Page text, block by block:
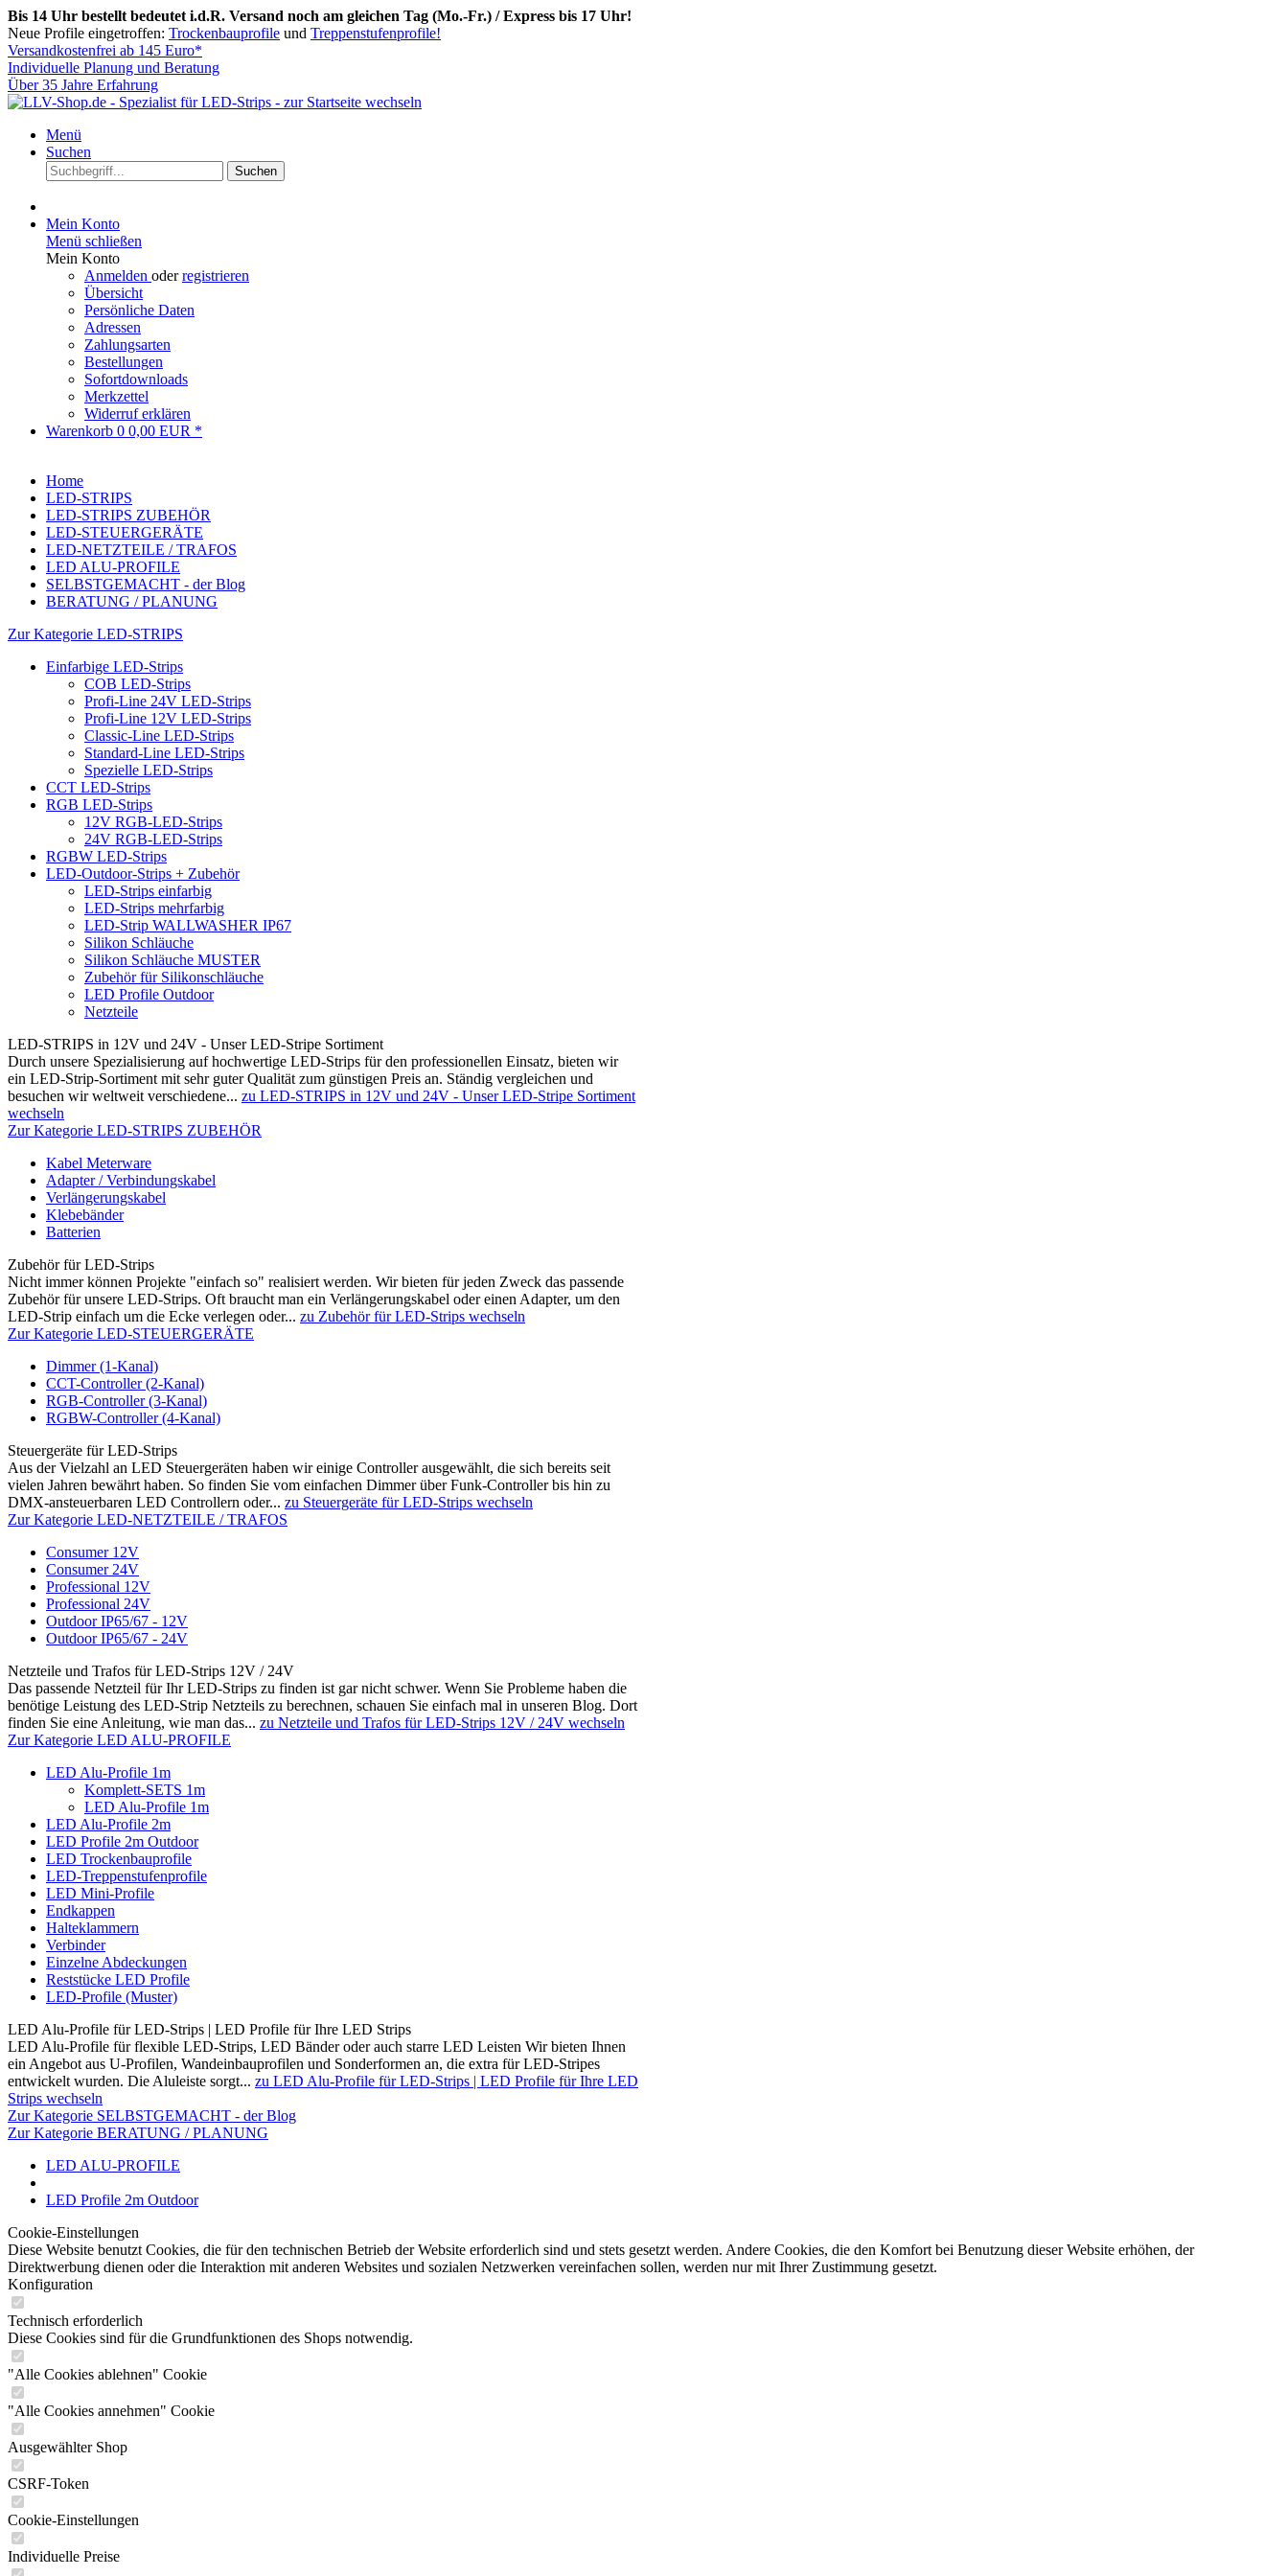
Bis 14 Uhr bestellt bedeutet i.d.R. Versand noch am gleichen Tag (Mo.-Fr.) / Express bis 17 Uhr!
Neue Profile eingetroffen: Trockenbauprofile und Treppenstufenprofile!
Versandkostenfrei ab 145 Euro*
Individuelle Planung und Beratung
Über 35 Jahre Erfahrung
Menü
Suchen
Suchen
Mein Konto
Menü schließen
Mein Konto
Anmelden oderregistrieren
Übersicht
Persönliche Daten
Adressen
Zahlungsarten
Bestellungen
Sofortdownloads
Merkzettel
Widerruf erklären
Warenkorb 0 0,00 EUR *
Home
LED-STRIPS
LED-STRIPS ZUBEHÖR
LED-STEUERGERÄTE
LED-NETZTEILE / TRAFOS
LED ALU-PROFILE
SELBSTGEMACHT - der Blog
BERATUNG / PLANUNG
Zur Kategorie LED-STRIPS
Einfarbige LED-Strips
COB LED-Strips
Profi-Line 24V LED-Strips
Profi-Line 12V LED-Strips
Classic-Line LED-Strips
Standard-Line LED-Strips
Spezielle LED-Strips
CCT LED-Strips
RGB LED-Strips
12V RGB-LED-Strips
24V RGB-LED-Strips
RGBW LED-Strips
LED-Outdoor-Strips + Zubehör
LED-Strips einfarbig
LED-Strips mehrfarbig
LED-Strip WALLWASHER IP67
Silikon Schläuche
Silikon Schläuche MUSTER
Zubehör für Silikonschläuche
LED Profile Outdoor
Netzteile
LED-STRIPS in 12V und 24V - Unser LED-Stripe Sortiment
Durch unsere Spezialisierung auf hochwertige LED-Strips für den professionellen Einsatz, bieten wir
ein LED-Strip-Sortiment mit sehr guter Qualität zum günstigen Preis an. Ständig vergleichen und
besuchen wir weltweit verschiedene... zu LED-STRIPS in 12V und 24V - Unser LED-Stripe Sortiment
wechseln
Zur Kategorie LED-STRIPS ZUBEHÖR
Kabel Meterware
Adapter / Verbindungskabel
Verlängerungskabel
Klebebänder
Batterien
Zubehör für LED-Strips
Nicht immer können Projekte "einfach so" realisiert werden. Wir bieten für jeden Zweck das passende
Zubehör für unsere LED-Strips. Oft braucht man ein Verlängerungskabel oder einen Adapter, um den
LED-Strip einfach um die Ecke verlegen oder... zu Zubehör für LED-Strips wechseln
Zur Kategorie LED-STEUERGERÄTE
Dimmer (1-Kanal)
CCT-Controller (2-Kanal)
RGB-Controller (3-Kanal)
RGBW-Controller (4-Kanal)
Steuergeräte für LED-Strips
Aus der Vielzahl an LED Steuergeräten haben wir einige Controller ausgewählt, die sich bereits seit
vielen Jahren bewährt haben. So finden Sie vom einfachen Dimmer über Funk-Controller bis hin zu
DMX-ansteuerbaren LED Controllern oder... zu Steuergeräte für LED-Strips wechseln
Zur Kategorie LED-NETZTEILE / TRAFOS
Consumer 12V
Consumer 24V
Professional 12V
Professional 24V
Outdoor IP65/67 - 12V
Outdoor IP65/67 - 24V
Netzteile und Trafos für LED-Strips 12V / 24V
Das passende Netzteil für Ihr LED-Strips zu finden ist gar nicht schwer. Wenn Sie Probleme haben die
benötige Leistung des LED-Strip Netzteils zu berechnen, schauen Sie einfach mal in unseren Blog. Dort
finden Sie eine Anleitung, wie man das... zu Netzteile und Trafos für LED-Strips 12V / 24V wechseln
Zur Kategorie LED ALU-PROFILE
LED Alu-Profile 1m
Komplett-SETS 1m
LED Alu-Profile 1m
LED Alu-Profile 2m
LED Profile 2m Outdoor
LED Trockenbauprofile
LED-Treppenstufenprofile
LED Mini-Profile
Endkappen
Halteklammern
Verbinder
Einzelne Abdeckungen
Reststücke LED Profile
LED-Profile (Muster)
LED Alu-Profile für LED-Strips | LED Profile für Ihre LED Strips
LED Alu-Profile für flexible LED-Strips, LED Bänder oder auch starre LED Leisten Wir bieten Ihnen
ein Angebot aus U-Profilen, Wandeinbauprofilen und Sonderformen an, die extra für LED-Stripes
entwickelt wurden. Die Aluleiste sorgt... zu LED Alu-Profile für LED-Strips | LED Profile für Ihre LED
Strips wechseln
Zur Kategorie SELBSTGEMACHT - der Blog
Zur Kategorie BERATUNG / PLANUNG
LED ALU-PROFILE
LED Profile 2m Outdoor
Cookie-Einstellungen
Diese Website benutzt Cookies, die für den technischen Betrieb der Website erforderlich sind und stets gesetzt werden. Andere Cookies, die den Komfort bei Benutzung dieser Website erhöhen, der
Direktwerbung dienen oder die Interaktion mit anderen Websites und sozialen Netzwerken vereinfachen sollen, werden nur mit Ihrer Zustimmung gesetzt.
Konfiguration
Technisch erforderlich
Diese Cookies sind für die Grundfunktionen des Shops notwendig.
"Alle Cookies ablehnen" Cookie
"Alle Cookies annehmen" Cookie
Ausgewählter Shop
CSRF-Token
Cookie-Einstellungen
Individuelle Preise